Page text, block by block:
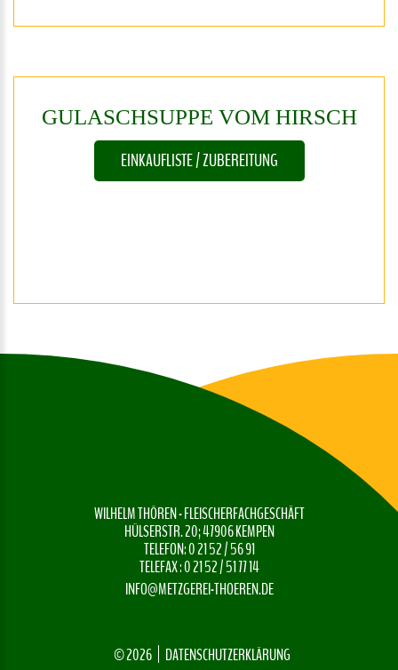
GULASCHSUPPE VOM HIRSCH
EINKAUFLISTE / ZUBEREITUNG
WILHELM THÖREN - FLEISCHERFACHGESCHÄFT
HÜLSERSTR. 20; 47906 KEMPEN
TELEFON: 0 21 52 / 56 91
TELEFAX : 0 21 52 / 51 77 14
INFO@METZGEREI-THOEREN.DE
©2026 DATENSCHUTZERKLÄRUNG